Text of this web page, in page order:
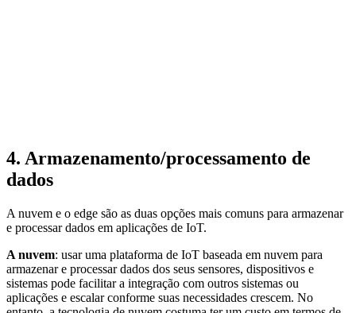
4. Armazenamento/processamento de
dados
A nuvem e o edge são as duas opções mais comuns para armazenar
e processar dados em aplicações de IoT.
A nuvem: usar uma plataforma de IoT baseada em nuvem para
armazenar e processar dados dos seus sensores, dispositivos e
sistemas pode facilitar a integração com outros sistemas ou
aplicações e escalar conforme suas necessidades crescem. No